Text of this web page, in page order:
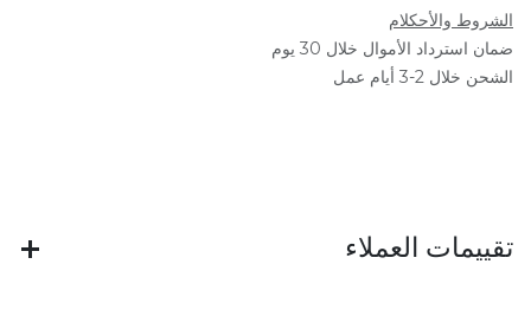
الشروط والأحكلام
ضمان استرداد الأموال خلال 30 يوم
الشحن خلال 2-3 أيام عمل
تقييمات العملاء